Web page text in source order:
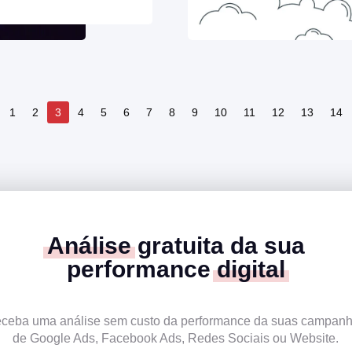
1 2 3 4 5 6 7 8 9 10 11 12 13 14
Análisegratuita da sua
performancedigital
uma análise sem custo da performance da suas
de Google Ads, Facebook Ads, Redes Sociais ou Website.